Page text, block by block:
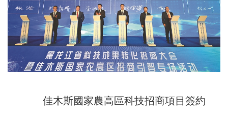
佳木斯國家農高區科技招商項目簽約